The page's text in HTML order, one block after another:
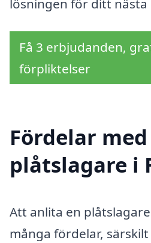
lösningen för ditt
Få 3 erbjudanden,
förpliktelser
Fördelar
plåtslagare i
Att anlita en
många fördelar,